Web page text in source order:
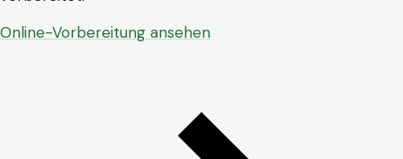
Online-Vorbereitung ansehen